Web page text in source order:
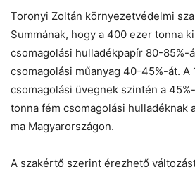
Toronyi Zoltán környezetvédelmi
Summának, hogy a 400 ezer tonna
csomagolási hulladékpapír 80-85%-
csomagolási műanyag 40-45%-át. A
csomagolási üvegnek szintén a
tonna fém csomagolási hulladéknak
ma Magyarországon.
A szakértő szerint érezhető